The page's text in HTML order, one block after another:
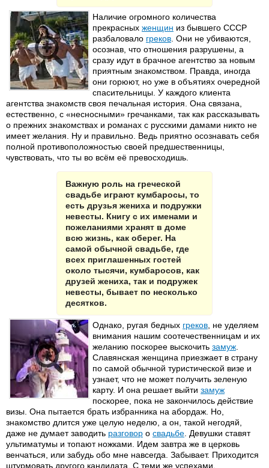
Наличие огромного количества
прекрасных женщин из бывшего СССР
разбаловало греков . Они не убиваются,
осознав, что отношения разрушены, а
сразу идут в брачное агентство за новым
приятным знакомством. Правда, иногда
они горюют, но уже в объятиях очередной
спасительницы. У каждого клиента
агентства знакомств своя печальная история. Она связана,
естественно, с «несносными» гречанками, так как рассказывать
о прежних знакомствах и романах с русскими дамами никто не
имеет желания. Ну и правильно. Ведь приятно осознавать себя
полной противоположностью своей предшественницы,
чувствовать, что ты во всём её превосходишь.
Важную роль на греческой
свадьбе играют кумбаросы, то
есть друзья жениха и подружки
невесты. Книгу с их именами и
пожеланиями хранят в доме
всю жизнь, как оберег. На
самой обычной свадьбе, где
всех приглашенных гостей
около тысячи, кумбаросов, как
друзей жениха, так и подружек
невесты, бывает по несколько
десятков.
Однако, ругая бедных греков , не уделяем
внимания нашим соотечественницам и их
желанию поскорее выскочить замуж
Славянская женщина приезжает в страну
по самой обычной туристической визе и
узнает, что не может получить зеленую
карту. И она решает выйти замуж
поскорее, пока не закончилось действие
визы. Она пытается брать избранника на абордаж. Но,
знакомство длится уже целую неделю, а он, такой негодяй,
даже не думает заводить разговор о свадьбе . Девушки ставят
ультиматумы и топают ножками. Идем завтра же в церковь
венчаться, или забудь обо мне навсегда. Забывает. Приходится
штурмовать другого кандидата. С теми же успехами.